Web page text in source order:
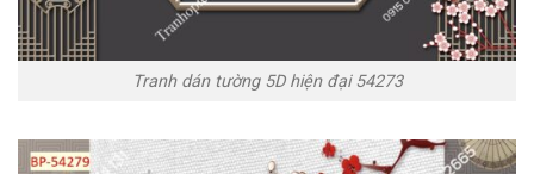
Tranh dán tường 5D hiện đại 54273